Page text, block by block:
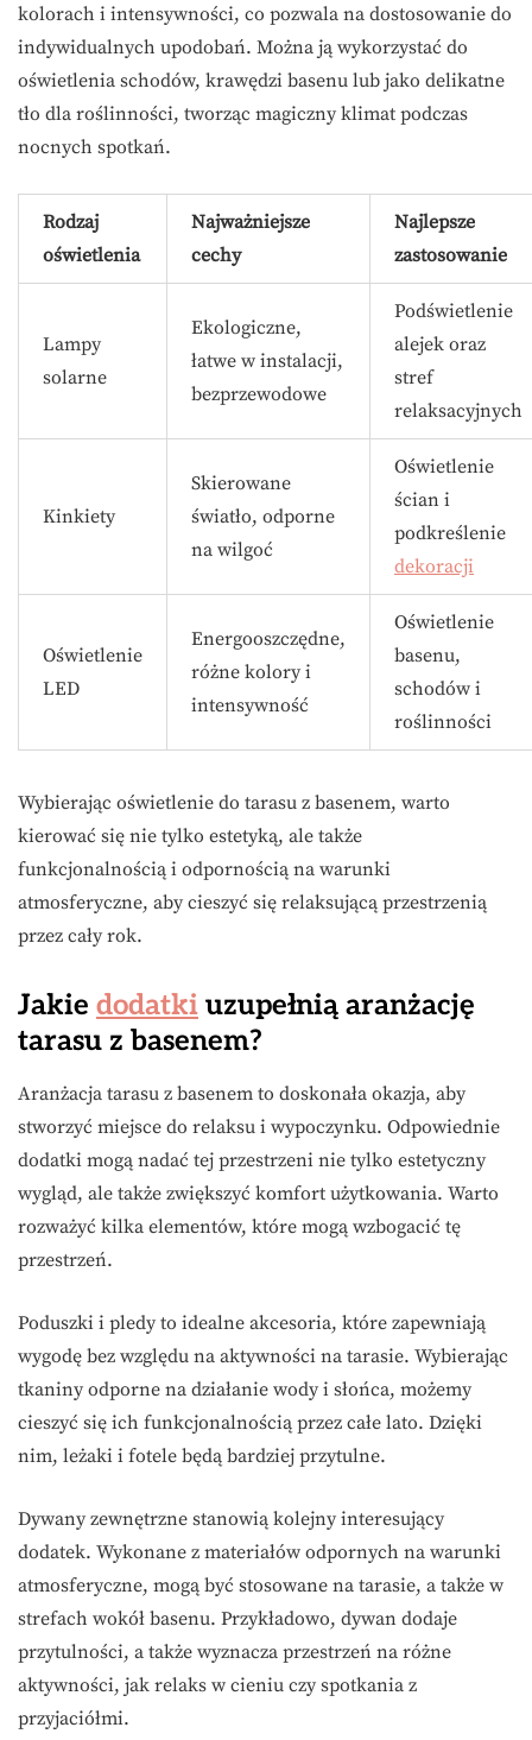
kolorach i intensywności, co pozwala na dostosowanie do
indywidualnych upodobań. Można ją wykorzystać do
oświetlenia schodów, krawędzi basenu lub jako delikatne
tło dla roślinności, tworząc magiczny klimat podczas
nocnych spotkań.
Rodzaj
oświetlenia
Najważniejsze
cechy
Najlepsze
zastosowanie
Lampy
solarne
Ekologiczne,
łatwe w instalacji,
bezprzewodowe
Podświetlenie
alejek oraz
stref
relaksacyjnych
Kinkiety
Skierowane
światło, odporne
na wilgoć
Oświetlenie
ścian i
podkreślenie
dekoracji
Oświetlenie
LED
Energooszczędne,
różne kolory i
intensywność
Oświetlenie
basenu,
schodów i
roślinności
Wybierając oświetlenie do tarasu z basenem, warto
kierować się nie tylko estetyką, ale także
funkcjonalnością i odpornością na warunki
atmosferyczne, aby cieszyć się relaksującą przestrzenią
przez cały rok.
Jakie dodatki uzupełnią aranżację
tarasu z basenem?
Aranżacja tarasu z basenem to doskonała okazja, aby
stworzyć miejsce do relaksu i wypoczynku. Odpowiednie
dodatki mogą nadać tej przestrzeni nie tylko estetyczny
wygląd, ale także zwiększyć komfort użytkowania. Warto
rozważyć kilka elementów, które mogą wzbogacić tę
przestrzeń.
Poduszki i pledy to idealne akcesoria, które zapewniają
wygodę bez względu na aktywności na tarasie. Wybierając
tkaniny odporne na działanie wody i słońca, możemy
cieszyć się ich funkcjonalnością przez całe lato. Dzięki
nim, leżaki i fotele będą bardziej przytulne.
Dywany zewnętrzne stanowią kolejny interesujący
dodatek. Wykonane z materiałów odpornych na warunki
atmosferyczne, mogą być stosowane na tarasie, a także w
strefach wokół basenu. Przykładowo, dywan dodaje
przytulności, a także wyznacza przestrzeń na różne
aktywności, jak relaks w cieniu czy spotkania z
przyjaciółmi.